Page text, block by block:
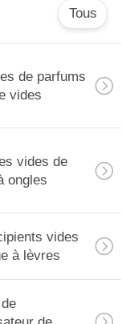
Tous
de parfums
vides
vides de
ongles
vides
à lèvres